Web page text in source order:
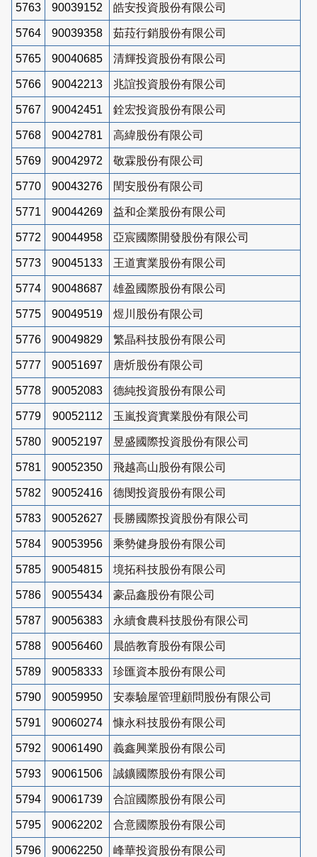
5763 90039152 皓安投資股份有限公司
5764 90039358 茹菈行銷股份有限公司
5765 90040685 清輝投資股份有限公司
5766 90042213 兆誼投資股份有限公司
5767 90042451 銓宏投資股份有限公司
5768 90042781 高緯股份有限公司
5769 90042972 敬霖股份有限公司
5770 90043276 閏安股份有限公司
5771 90044269 益和企業股份有限公司
5772 90044958 亞宸國際開發股份有限公司
5773 90045133 王道實業股份有限公司
5774 90048687 雄盈國際股份有限公司
5775 90049519 煜川股份有限公司
5776 90049829 繁晶科技股份有限公司
5777 90051697 唐炘股份有限公司
5778 90052083 德純投資股份有限公司
5779 90052112 玉嵐投資實業股份有限公司
5780 90052197 昱盛國際投資股份有限公司
5781 90052350 飛越高山股份有限公司
5782 90052416 德閔投資股份有限公司
5783 90052627 長勝國際投資股份有限公司
5784 90053956 乘勢健身股份有限公司
5785 90054815 境拓科技股份有限公司
5786 90055434 豪品鑫股份有限公司
5787 90056383 永續食農科技股份有限公司
5788 90056460 晨皓教育股份有限公司
5789 90058333 珍匯資本股份有限公司
5790 90059950 安泰驗屋管理顧問股份有限公司
5791 90060274 慷永科技股份有限公司
5792 90061490 義鑫興業股份有限公司
5793 90061506 誠鑛國際股份有限公司
5794 90061739 合誼國際股份有限公司
5795 90062202 合意國際股份有限公司
5796 90062250 峰華投資股份有限公司